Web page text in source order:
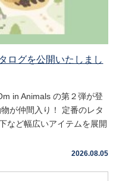
ログを公開いたしまし
in Animals の第２弾が登
が仲間入り！ 定番のレタ
など幅広いアイテムを展開
2026.08.05